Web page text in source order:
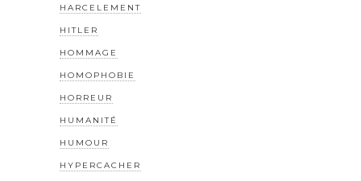
HARCELEMENT
HITLER
HOMMAGE
HOMOPHOBIE
HORREUR
HUMANITÉ
HUMOUR
HYPERCACHER